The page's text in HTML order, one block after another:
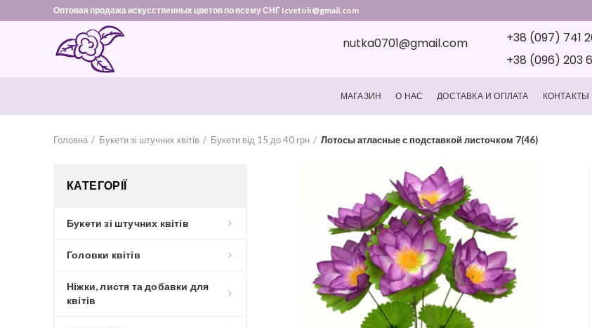
Оптовая продажа искусственных цветов по всему СНГ Icvetok@gmail.com
nutka0701@gmail.com
+38 (097) 741
+38 (096) 203
МАГАЗИН О НАС ДОСТАВКА И ОПЛАТА КОНТАКТЫ
Головна Букети зі штучних квітів Букети від 15 до 40 грн Лотосы атласные с подставкой листочком 7(46)
КАТЕГОРІЇ
Букети зі штучних квітів
Головки квітів
Ніжки, листя та добавки для
квітів